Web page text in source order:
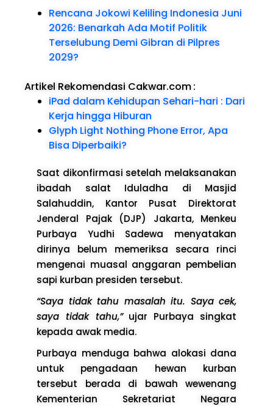
Rencana Jokowi Keliling Indonesia Juni
2026: Benarkah Ada Motif Politik
Terselubung Demi Gibran di Pilpres
2029?
Artikel Rekomendasi Cakwar.com:
iPad dalam Kehidupan Sehari-hari : Dari
Kerja hingga Hiburan
Glyph Light Nothing Phone Error, Apa
Bisa Diperbaiki?
Saat dikonfirmasi setelah melaksanakan
ibadah salat Iduladha di Masjid
Salahuddin, Kantor Pusat Direktorat
Jenderal Pajak (DJP) Jakarta, Menkeu
Purbaya Yudhi Sadewa menyatakan
dirinya belum memeriksa secara rinci
mengenai muasal anggaran pembelian
sapi kurban presiden tersebut.
“Saya tidak tahu masalah itu. Saya cek,
saya tidak tahu,”ujar Purbaya singkat
kepada awak media.
Purbaya menduga bahwa alokasi dana
untuk pengadaan hewan kurban
tersebut berada di bawah wewenang
Kementerian Sekretariat Negara